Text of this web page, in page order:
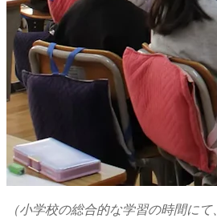
（小学校の総合的な学習の時間に